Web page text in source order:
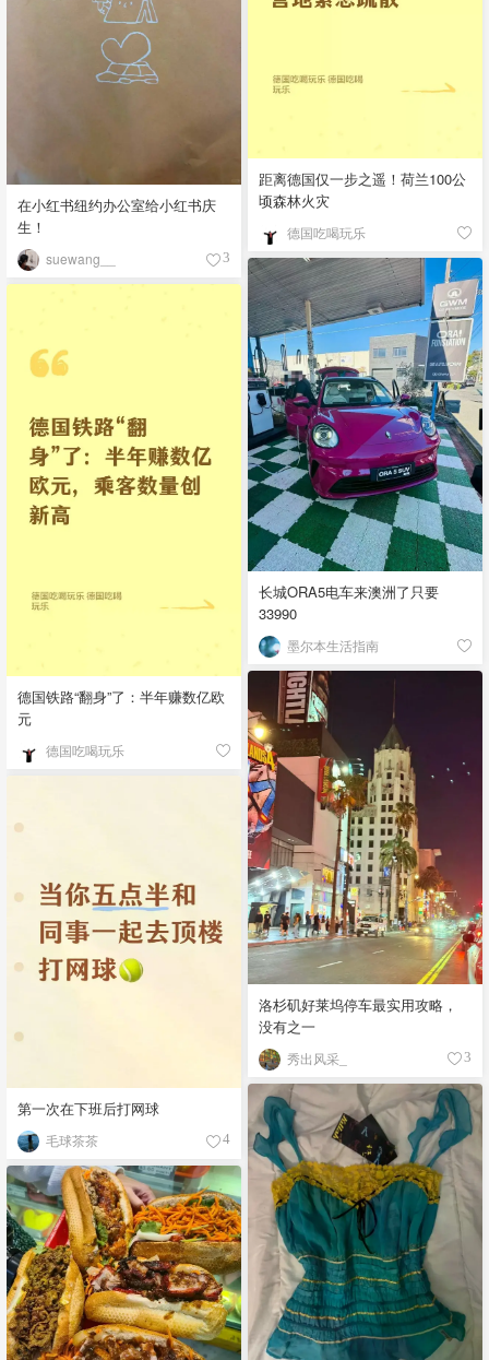
距离德国仅一步之遥！荷兰100公
顷森林火灾
德国吃喝玩乐
在小红书纽约办公室给小红书庆
生！
suewang__ 3
长城ORA5电车来澳洲了只要
33990
墨尔本生活指南
德国铁路“翻身”了：半年赚数亿欧
元
德国吃喝玩乐
洛杉矶好莱坞停车最实用攻略，
没有之一
秀出风采_ 3
第一次在下班后打网球
毛球茶茶 4